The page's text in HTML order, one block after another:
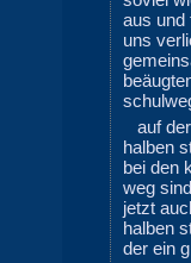
aus
uns
auf
halben
bei den
weg
jetzt
halben
der ein